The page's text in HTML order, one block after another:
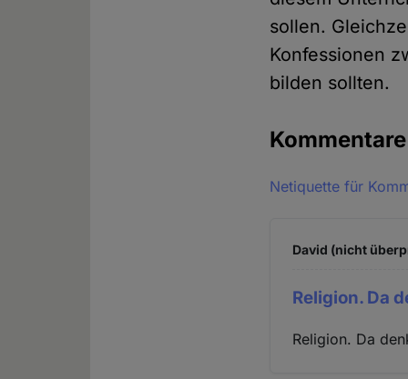
sollen.
Konfessionen
bilden sollten.
Kommentare
Netiquette für
David (nicht
Religion. Da
Religion. Da